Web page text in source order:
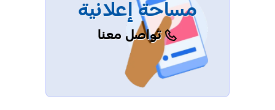
مساحة إعلانية
تواصل معنا